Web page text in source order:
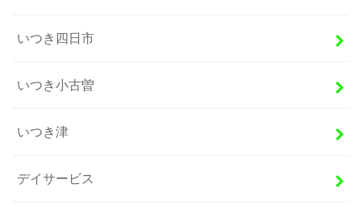
いつき四日市
いつき小古曽
いつき津
デイサービス